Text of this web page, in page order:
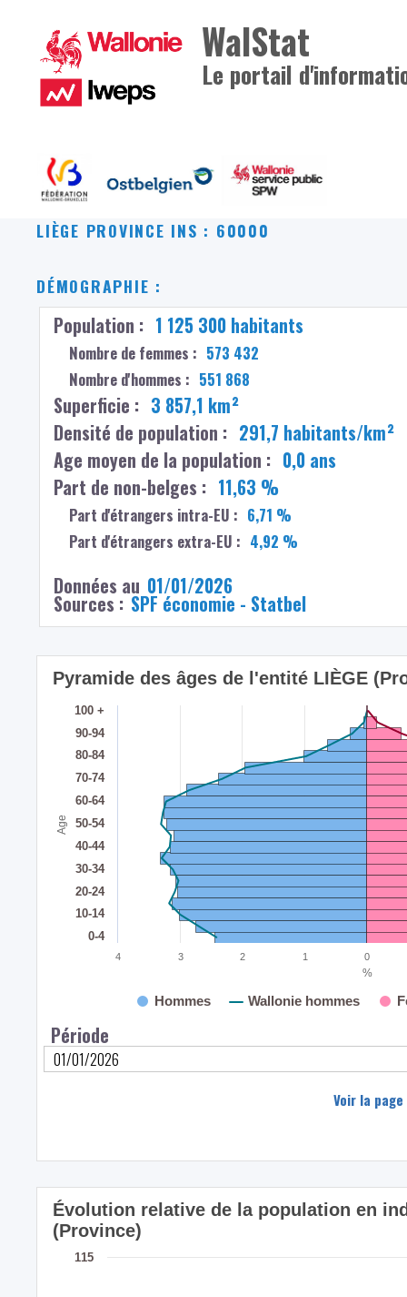
WalStat
Le portail
LIÈGE PROVINCE INS : 60000
DÉMOGRAPHIE :
Population : 1 125 300 habitants
Nombre de femmes : 573 432
Nombre d'hommes : 551 868
Superficie : 3 857,1 km²
Densité de population : 291,7 habitants/km²
Age moyen de la population : 0,0 ans
Part de non-belges : 11,63 %
Part d'étrangers intra-EU : 6,71 %
Part d'étrangers extra-EU : 4,92 %
Données au 01/01/2026
Sources : SPF économie - Statbel
Age
%
Pyramide des âges de l'entité LIÈGE
Hommes Wallonie hommes
0-4
10-14
20-24
30-34
40-44
50-54
60-64
70-74
80-84
90-94
100 +
4 3 2 1 0
Période
Voir la
Évolution relative de la population en
(Province)
115